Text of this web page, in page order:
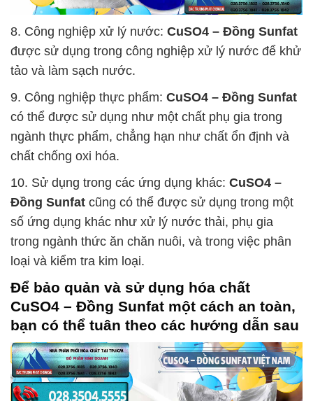
8. Công nghiệp xử lý nước: CuSO4 – Đồng Sunfat
được sử dụng trong công nghiệp xử lý nước để khử
tảo và làm sạch nước.
9. Công nghiệp thực phẩm: CuSO4 – Đồng Sunfat
có thể được sử dụng như một chất phụ gia trong
ngành thực phẩm, chẳng hạn như chất ổn định và
chất chống oxi hóa.
10. Sử dụng trong các ứng dụng khác: CuSO4 –
Đồng Sunfat cũng có thể được sử dụng trong một
số ứng dụng khác như xử lý nước thải, phụ gia
trong ngành thức ăn chăn nuôi, và trong việc phân
loại và kiểm tra kim loại.
Để bảo quản và sử dụng hóa chất
CuSO4 – Đồng Sunfat một cách an toàn,
bạn có thể tuân theo các hướng dẫn sau